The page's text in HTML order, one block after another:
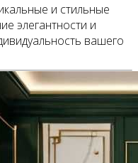
и стильные
элегантности и
вашего